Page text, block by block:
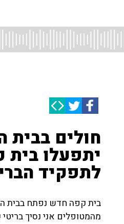
חולים
יתפעלו
לתפקיד
בית קפה חדש נפתח בבית
מהמטופלים אני נסיך